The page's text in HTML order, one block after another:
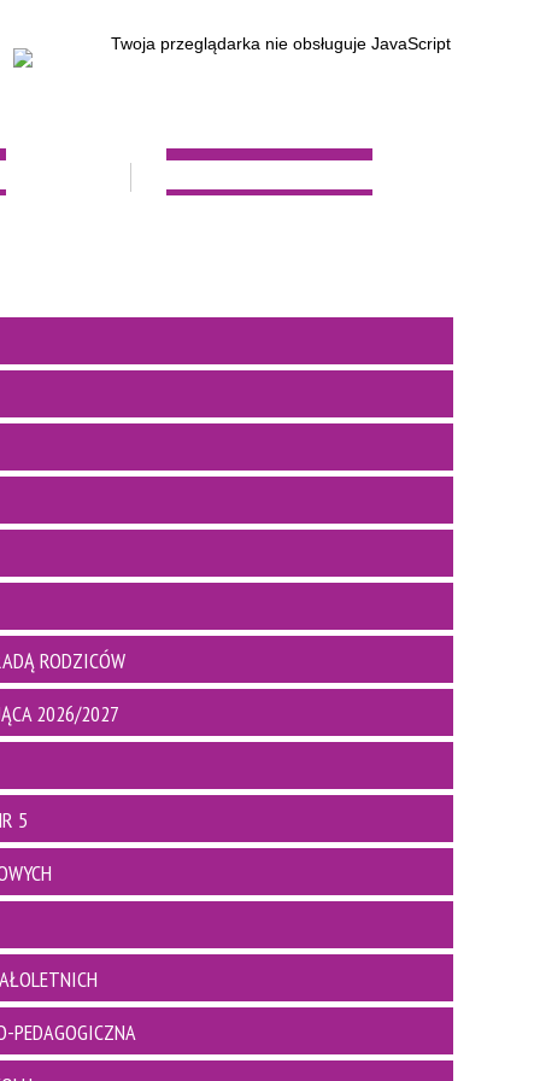
Twoja przeglądarka nie obsługuje JavaScript
RODZICÓW
2026/2027
5
PEDAGOGICZNA